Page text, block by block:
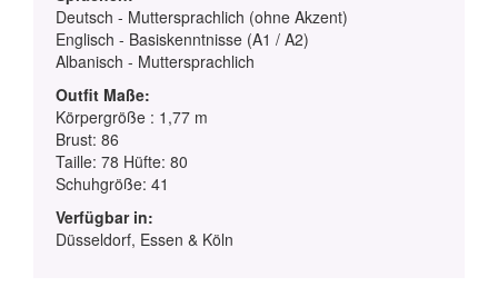
Deutsch - Muttersprachlich (ohne Akzent)
Englisch - Basiskenntnisse (A1 / A2)
Albanisch - Muttersprachlich
Outfit Maße:
Körpergröße : 1,77 m
Brust: 86
Taille: 78 Hüfte: 80
Schuhgröße: 41
Verfügbar in:
Düsseldorf, Essen & Köln